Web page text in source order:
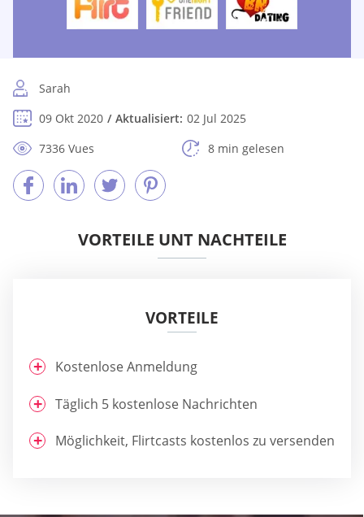
Sarah
09 Okt 2020
Aktualisiert: 02 Jul 2025
7336 Vues
8 min gelesen
VORTEILE UNT NACHTEILE
VORTEILE
Kostenlose Anmeldung
Täglich 5 kostenlose Nachrichten
Möglichkeit, Flirtcasts kostenlos zu versenden